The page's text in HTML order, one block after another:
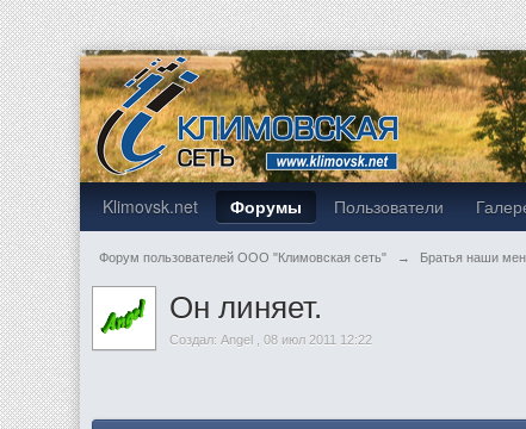
Klimovsk.net Форумы Пользователи
Форум пользователей ООО "Климовская сеть" → Братья наши
Он линяет.
Создал:Angel ,08 июл 2011 12:22